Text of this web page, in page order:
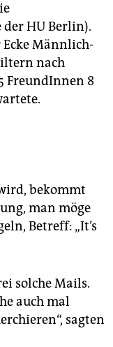
HU Berlin).
Ecke Männlich-
nach
FreundInnen 8
bekommt
man möge
Betreff: „It’s
solche Mails.
auch mal
sagten